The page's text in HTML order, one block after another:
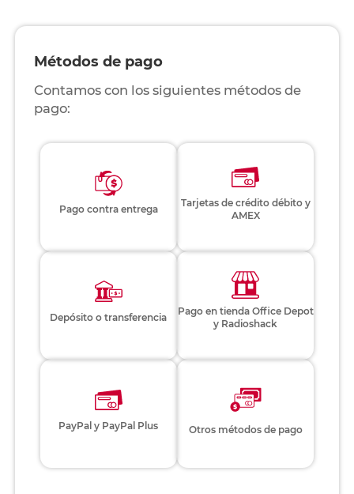
Métodos de pago
Contamos con los siguientes métodos de
pago:
Pago contra entrega
Tarjetas de crédito débito y
AMEX
Depósito o transferencia
Pago en tienda Office Depot
y Radioshack
PayPal y PayPal Plus Otros métodos de pago